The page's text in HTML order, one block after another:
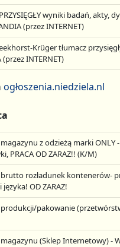
wyniki badań, akty,
(przez INTERNET)
Krüger tłumacz
INTERNET)
ogłoszenia.niedziela.nl
z odzieżą marki ONLY
PRACA OD ZARAZ!! (K/M)
rozładunek kontenerów-
OD ZARAZ!
pakowanie
(Sklep Internetowy) -